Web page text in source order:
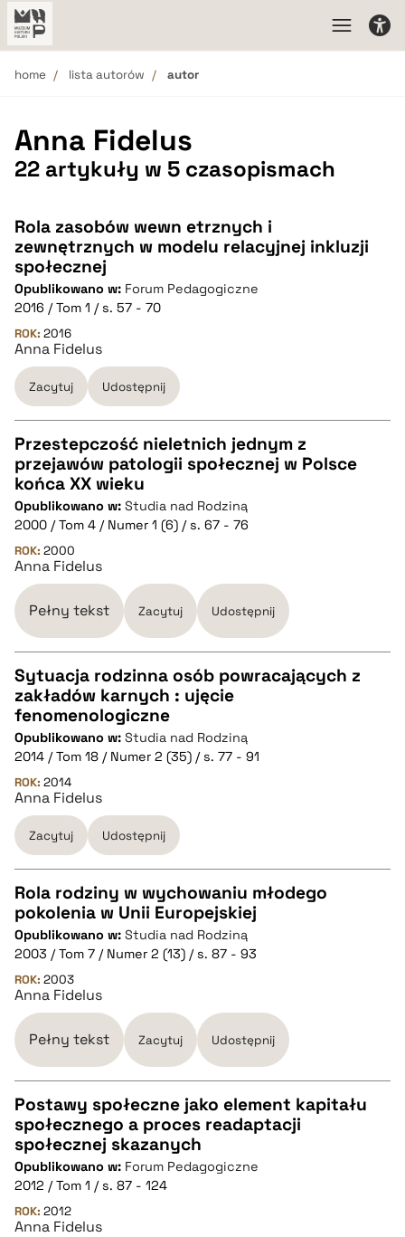
home lista autorów autor
Anna Fidelus
22 artykuły w 5 czasopismach
Rola zasobów wewn etrznych i
zewnętrznych w modelu relacyjnej inkluzji
społecznej
Opublikowano w: Forum Pedagogiczne
2016 / Tom 1 / s. 57 - 70
ROK: 2016
Anna Fidelus
Zacytuj Udostępnij
CZYSTY TEKST
pobierz cytat
BIBTEX
pobierz cytat
Przestepczość nieletnich jednym z
przejawów patologii społecznej w Polsce
końca XX wieku
Opublikowano w: Studia nad Rodziną
2000 / Tom 4 / Numer 1 (6) / s. 67 - 76
ROK: 2000
Anna Fidelus
Pełny tekst Zacytuj Udostępnij
CZYSTY TEKST
pobierz cytat
BIBTEX
pobierz cytat
Sytuacja rodzinna osób powracających z
zakładów karnych : ujęcie
fenomenologiczne
Opublikowano w: Studia nad Rodziną
2014 / Tom 18 / Numer 2 (35) / s. 77 - 91
ROK: 2014
Anna Fidelus
Zacytuj Udostępnij
CZYSTY TEKST
pobierz cytat
BIBTEX
pobierz cytat
Rola rodziny w wychowaniu młodego
pokolenia w Unii Europejskiej
Opublikowano w: Studia nad Rodziną
2003 / Tom 7 / Numer 2 (13) / s. 87 - 93
ROK: 2003
Anna Fidelus
Pełny tekst Zacytuj Udostępnij
CZYSTY TEKST
pobierz cytat
Postawy społeczne jako element kapitału
społecznego a proces readaptacji
społecznej skazanych
Opublikowano w: Forum Pedagogiczne
2012 / Tom 1 / s. 87 - 124
ROK: 2012
Anna Fidelus